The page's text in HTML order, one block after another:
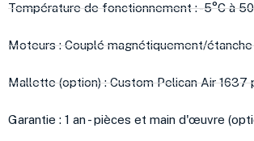
Température de fonctionnement : -5°C à
Moteurs : Couplé magnétiquement/étanche
Mallette (option) : Custom Pelican Air 1637
Garantie : 1 an - pièces et main d'œuvre